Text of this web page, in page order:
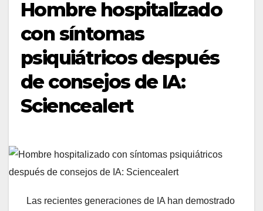
Hombre hospitalizado
con síntomas
psiquiátricos después
de consejos de IA:
Sciencealert
Las recientes generaciones de IA han demostrado